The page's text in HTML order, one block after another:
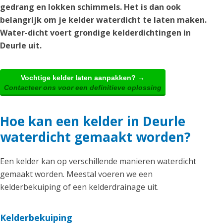
gedrang en lokken schimmels. Het is dan ook
belangrijk om je kelder waterdicht te laten maken.
Water-dicht voert grondige kelderdichtingen in
Deurle uit.
Vochtige kelder laten aanpakken? →
Contacteer ons voor een definitieve oplossing
Hoe kan een kelder in Deurle
waterdicht gemaakt worden?
Een kelder kan op verschillende manieren waterdicht
gemaakt worden. Meestal voeren we een
kelderbekuiping of een kelderdrainage uit.
Kelderbekuiping